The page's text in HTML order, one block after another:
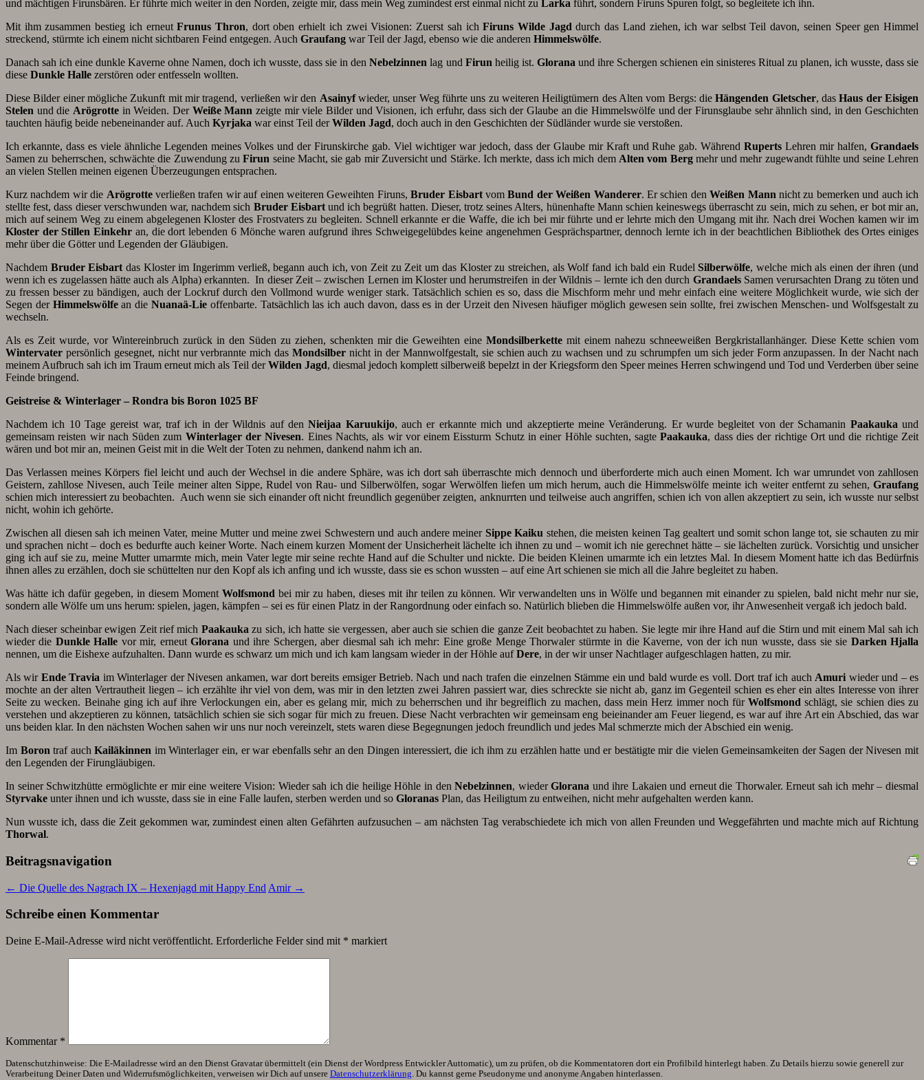
und mächtigen Firunsbären. Er führte mich weiter in den Norden, zeigte mir, dass mein Weg zumindest erst einmal nicht zu Larka führt, sondern Firuns Spuren folgt, so begleitete ich ihn.
Mit ihm zusammen bestieg ich erneutFrunus Thron, dort oben erhielt ich zwei Visionen: Zuerst sah ichFiruns Wilde Jagd durch das Land ziehen, ich war selbst Teil davon, seinen Speer gen Himmel
streckend, stürmte ich einem nicht sichtbaren Feind entgegen. Auch Graufang war Teil der Jagd, ebenso wie die anderen Himmelswölfe.
Danach sah ich eine dunkle Kaverne ohne Namen, doch ich wusste, dass sie in denNebelzinnen lag und Firun heilig ist. Glorana und ihre Schergen schienen ein sinisteres Ritual zu planen, ich wusste, dass sie
diese Dunkle Halle zerstören oder entfesseln wollten.
Diese Bilder einer mögliche Zukunft mit mir tragend, verließen wir den Asainyfwieder, unser Weg führte uns zu weiteren Heiligtümern des Alten vom Bergs: dieHängenden Gletscher, dasHaus der Eisigen
Stelen und die Arögrottein Weiden. Der Weiße Mann zeigte mir viele Bilder und Visionen, ich erfuhr, dass sich der Glaube an die Himmelswölfe und der Firunsglaube sehr ähnlich sind, in den Geschichten
tauchten häufig beide nebeneinander auf. Auch Kyrjaka war einst Teil derWilden Jagd, doch auch in den Geschichten der Südländer wurde sie verstoßen.
Ich erkannte, dass es viele ähnliche Legenden meines Volkes und der Firunskirche gab. Viel wichtiger war jedoch, dass der Glaube mir Kraft und Ruhe gab. WährendRuperts Lehren mir halfen,Grandaels
Samen zu beherrschen, schwächte die Zuwendung zuFirun seine Macht, sie gab mir Zuversicht und Stärke. Ich merkte, dass ich mich dem Alten vom Bergmehr und mehr zugewandt fühlte und seine Lehren
an vielen Stellen meinen eigenen Überzeugungen entsprachen.
Kurz nachdem wir die Arögrotteverließen trafen wir auf einen weiteren Geweihten Firuns,Bruder EisbartvomBund der Weißen Wanderer. Er schien denWeißen Mann nicht zu bemerken und auch ich
stellte fest, dass dieser verschwunden war, nachdem sich Bruder Eisbartund ich begrüßt hatten. Dieser, trotz seines Alters, hünenhafte Mann schien keineswegs überrascht zu sein, mich zu sehen, er bot mir an,
mich auf seinem Weg zu einem abgelegenen Kloster des Frostvaters zu begleiten. Schnell erkannte er die Waffe, die ich bei mir führte und er lehrte mich den Umgang mit ihr. Nach drei Wochen kamen wir im
Kloster der Stillen Einkehr an, die dort lebenden 6 Mönche waren aufgrund ihres Schweigegelübdes keine angenehmen Gesprächspartner, dennoch lernte ich in der beachtlichen Bibliothek des Ortes einiges
mehr über die Götter und Legenden der Gläubigen.
Nachdem Bruder Eisbart das Kloster im Ingerimm verließ, begann auch ich, von Zeit zu Zeit um das Kloster zu streichen, als Wolf fand ich bald ein RudelSilberwölfe, welche mich als einen der ihren (und
wenn ich es zugelassen hätte auch als Alpha) erkannten. In dieser Zeit – zwischen Lernen im Kloster und herumstreifen in der Wildnis – lernte ich den durch GrandaelsSamen verursachten Drang zu töten und
zu fressen besser zu bändigen, auch der Lockruf durch den Vollmond wurde weniger stark. Tatsächlich schien es so, dass die Mischform mehr und mehr einfach eine weitere Möglichkeit wurde, wie sich der
Segen der Himmelswölfean die Nuanaä-Lieoffenbarte. Tatsächlich las ich auch davon, dass es in der Urzeit den Nivesen häufiger möglich gewesen sein sollte, frei zwischen Menschen- und Wolfsgestalt zu
wechseln.
Als es Zeit wurde, vor Wintereinbruch zurück in den Süden zu ziehen, schenkten mir die Geweihten eineMondsilberkette mit einem nahezu schneeweißen Bergkristallanhänger. Diese Kette schien vom
Wintervater persönlich gesegnet, nicht nur verbrannte mich dasMondsilber nicht in der Mannwolfgestalt, sie schien auch zu wachsen und zu schrumpfen um sich jeder Form anzupassen. In der Nacht nach
meinem Aufbruch sah ich im Traum erneut mich als Teil derWilden Jagd, diesmal jedoch komplett silberweiß bepelzt in der Kriegsform den Speer meines Herren schwingend und Tod und Verderben über seine
Feinde bringend.
Geistreise & Winterlager – Rondra bis Boron 1025 BF
Nachdem ich 10 Tage gereist war, traf ich in der Wildnis auf denNieijaa Karuukijo, auch er erkannte mich und akzeptierte meine Veränderung. Er wurde begleitet von der Schamanin Paakauka und
gemeinsam reisten wir nach Süden zum Winterlager der Nivesen. Eines Nachts, als wir vor einem Eissturm Schutz in einer Höhle suchten, sagtePaakauka, dass dies der richtige Ort und die richtige Zeit
wären und bot mir an, meinen Geist mit in die Welt der Toten zu nehmen, dankend nahm ich an.
Das Verlassen meines Körpers fiel leicht und auch der Wechsel in die andere Sphäre, was ich dort sah überraschte mich dennoch und überforderte mich auch einen Moment. Ich war umrundet von zahllosen
Geistern, zahllose Nivesen, auch Teile meiner alten Sippe, Rudel von Rau- und Silberwölfen, sogar Werwölfen liefen um mich herum, auch die Himmelswölfe meinte ich weiter entfernt zu sehen, Graufang
schien mich interessiert zu beobachten. Auch wenn sie sich einander oft nicht freundlich gegenüber zeigten, anknurrten und teilweise auch angriffen, schien ich von allen akzeptiert zu sein, ich wusste nur selbst
nicht, wohin ich gehörte.
Zwischen all diesen sah ich meinen Vater, meine Mutter und meine zwei Schwestern und auch andere meiner Sippe Kaiku stehen, die meisten keinen Tag gealtert und somit schon lange tot, sie schauten zu mir
und sprachen nicht – doch es bedurfte auch keiner Worte. Nach einem kurzen Moment der Unsicherheit lächelte ich ihnen zu und – womit ich nie gerechnet hätte – sie lächelten zurück. Vorsichtig und unsicher
ging ich auf sie zu, meine Mutter umarmte mich, mein Vater legte mir seine rechte Hand auf die Schulter und nickte. Die beiden Kleinen umarmte ich ein letztes Mal. In diesem Moment hatte ich das Bedürfnis
ihnen alles zu erzählen, doch sie schüttelten nur den Kopf als ich anfing und ich wusste, dass sie es schon wussten – auf eine Art schienen sie mich all die Jahre begleitet zu haben.
Was hätte ich dafür gegeben, in diesem Moment Wolfsmond bei mir zu haben, dieses mit ihr teilen zu können. Wir verwandelten uns in Wölfe und begannen mit einander zu spielen, bald nicht mehr nur sie,
sondern alle Wölfe um uns herum: spielen, jagen, kämpfen – sei es für einen Platz in der Rangordnung oder einfach so. Natürlich blieben die Himmelswölfe außen vor, ihr Anwesenheit vergaß ich jedoch bald.
Nach dieser scheinbar ewigen Zeit rief mich Paakauka zu sich, ich hatte sie vergessen, aber auch sie schien die ganze Zeit beobachtet zu haben. Sie legte mir ihre Hand auf die Stirn und mit einem Mal sah ich
wieder die Dunkle Halle vor mir, erneutGlorana und ihre Schergen, aber diesmal sah ich mehr: Eine große Menge Thorwaler stürmte in die Kaverne, von der ich nun wusste, dass sie sie Darken Hjalla
nennen, um die Eishexe aufzuhalten. Dann wurde es schwarz um mich und ich kam langsam wieder in der Höhle aufDere, in der wir unser Nachtlager aufgeschlagen hatten, zu mir.
Als wir Ende Travia im Winterlager der Nivesen ankamen, war dort bereits emsiger Betrieb. Nach und nach trafen die einzelnen Stämme ein und bald wurde es voll. Dort traf ich auch Amuri wieder und – es
mochte an der alten Vertrautheit liegen – ich erzählte ihr viel von dem, was mir in den letzten zwei Jahren passiert war, dies schreckte sie nicht ab, ganz im Gegenteil schien es eher ein altes Interesse von ihrer
Seite zu wecken. Beinahe ging ich auf ihre Verlockungen ein, aber es gelang mir, mich zu beherrschen und ihr begreiflich zu machen, dass mein Herz immer noch fürWolfsmond schlägt, sie schien dies zu
verstehen und akzeptieren zu können, tatsächlich schien sie sich sogar für mich zu freuen. Diese Nacht verbrachten wir gemeinsam eng beieinander am Feuer liegend, es war auf ihre Art ein Abschied, das war
uns beiden klar. In den nächsten Wochen sahen wir uns nur noch vereinzelt, stets waren diese Begegnungen jedoch freundlich und jedes Mal schmerzte mich der Abschied ein wenig.
Im Boron traf auchKailäkinnen im Winterlager ein, er war ebenfalls sehr an den Dingen interessiert, die ich ihm zu erzählen hatte und er bestätigte mir die vielen Gemeinsamkeiten der Sagen der Nivesen mit
den Legenden der Firungläubigen.
In seiner Schwitzhütte ermöglichte er mir eine weitere Vision: Wieder sah ich die heilige Höhle in denNebelzinnen, wiederGlorana und ihre Lakaien und erneut die Thorwaler. Erneut sah ich mehr – diesmal
Styrvake unter ihnen und ich wusste, dass sie in eine Falle laufen, sterben werden und so Gloranas Plan, das Heiligtum zu entweihen, nicht mehr aufgehalten werden kann.
Nun wusste ich, dass die Zeit gekommen war, zumindest einen alten Gefährten aufzusuchen – am nächsten Tag verabschiedete ich mich von allen Freunden und Weggefährten und machte mich auf Richtung
Thorwal.
Beitragsnavigation
← Die Quelle des Nagrach IX – Hexenjagd mit Happy End Amir →
Schreibe einen Kommentar
Deine E-Mail-Adresse wird nicht veröffentlicht. Erforderliche Felder sind mit * markiert
Kommentar *
Datenschutzhinweise: Die E-Mailadresse wird an den Dienst Gravatar übermittelt (ein Dienst der Wordpress Entwickler Auttomatic), um zu prüfen, ob die Kommentatoren dort ein Profilbild hinterlegt haben. Zu Details hierzu sowie generell zur
Verarbeitung Deiner Daten und Widerrufsmöglichkeiten, verweisen wir Dich auf unsere Datenschutzerklärung. Du kannst gerne Pseudonyme und anonyme Angaben hinterlassen.